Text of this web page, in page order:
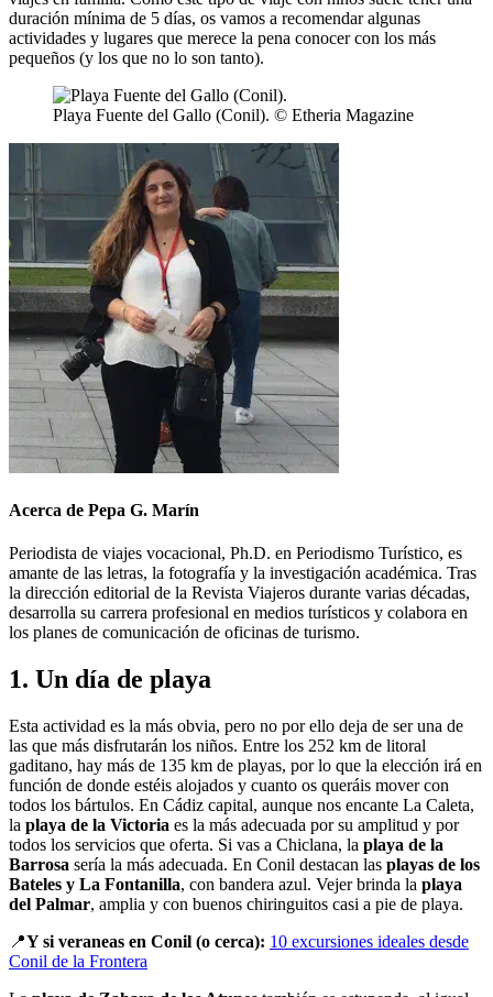
duración mínima de 5 días, os vamos a recomendar algunas
actividades y lugares que merece la pena conocer con los más
pequeños (y los que no lo son tanto).
Playa Fuente del Gallo (Conil). © Etheria Magazine
Acerca de Pepa G. Marín
Periodista de viajes vocacional, Ph.D. en Periodismo Turístico, es
amante de las letras, la fotografía y la investigación académica. Tras
la dirección editorial de la Revista Viajeros durante varias décadas,
desarrolla su carrera profesional en medios turísticos y colabora en
los planes de comunicación de oficinas de turismo.
1. Un día de playa
Esta actividad es la más obvia, pero no por ello deja de ser una de
las que más disfrutarán los niños. Entre los 252 km de litoral
gaditano, hay más de 135 km de playas, por lo que la elección irá en
función de donde estéis alojados y cuanto os queráis mover con
todos los bártulos. En Cádiz capital, aunque nos encante La Caleta,
la playa de la Victoria es la más adecuada por su amplitud y por
todos los servicios que oferta. Si vas a Chiclana, la playa de la
Barrosa sería la más adecuada. En Conil destacan las playas de los
Bateles y La Fontanilla, con bandera azul. Vejer brinda la playa
del Palmar, amplia y con buenos chiringuitos casi a pie de playa.
📍Y si veraneas en Conil (o cerca): 10 excursiones ideales desde
Conil de la Frontera